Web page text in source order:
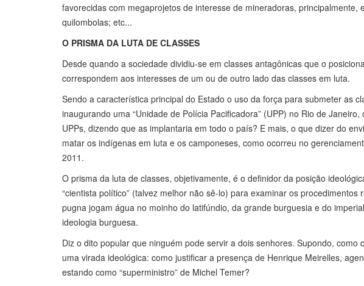
favorecidas com megaprojetos de interesse de mineradoras,
quilombolas; etc...
O PRISMA DA LUTA DE CLASSES
Desde quando a sociedade dividiu-se em classes antagônicas que o
correspondem aos interesses de um ou de outro lado das classes em luta.
Sendo a característica principal do Estado o uso da força para submeter as
inaugurando uma “Unidade de Polícia Pacificadora” (UPP) no Rio de
UPPs, dizendo que as implantaria em todo o país? E mais, o que dizer do
matar os indígenas em luta e os camponeses, como ocorreu no
2011.
O prisma da luta de classes, objetivamente, é o definidor da posição
“cientista político” (talvez melhor não sê-lo) para examinar os
pugna jogam água no moinho do latifúndio, da grande burguesia e do
ideologia burguesa.
Diz o dito popular que ninguém pode servir a dois senhores. Supondo,
uma virada ideológica: como justificar a presença de Henrique Meirelles,
estando como “superministro” de Michel Temer?